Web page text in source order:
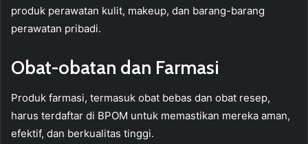
produk perawatan kulit, makeup, dan barang-barang
perawatan pribadi.
Obat-obatan dan Farmasi
Produk farmasi, termasuk obat bebas dan obat resep,
harus terdaftar di BPOM untuk memastikan mereka aman,
efektif, dan berkualitas tinggi.